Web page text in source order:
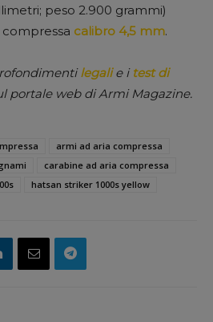
peso 2.900 grammi)
calibro 4,5 mm.
legalie i test di
portale web di Armi Magazine.
armi ad aria compressa
carabine ad aria compressa
hatsan striker 1000s yellow